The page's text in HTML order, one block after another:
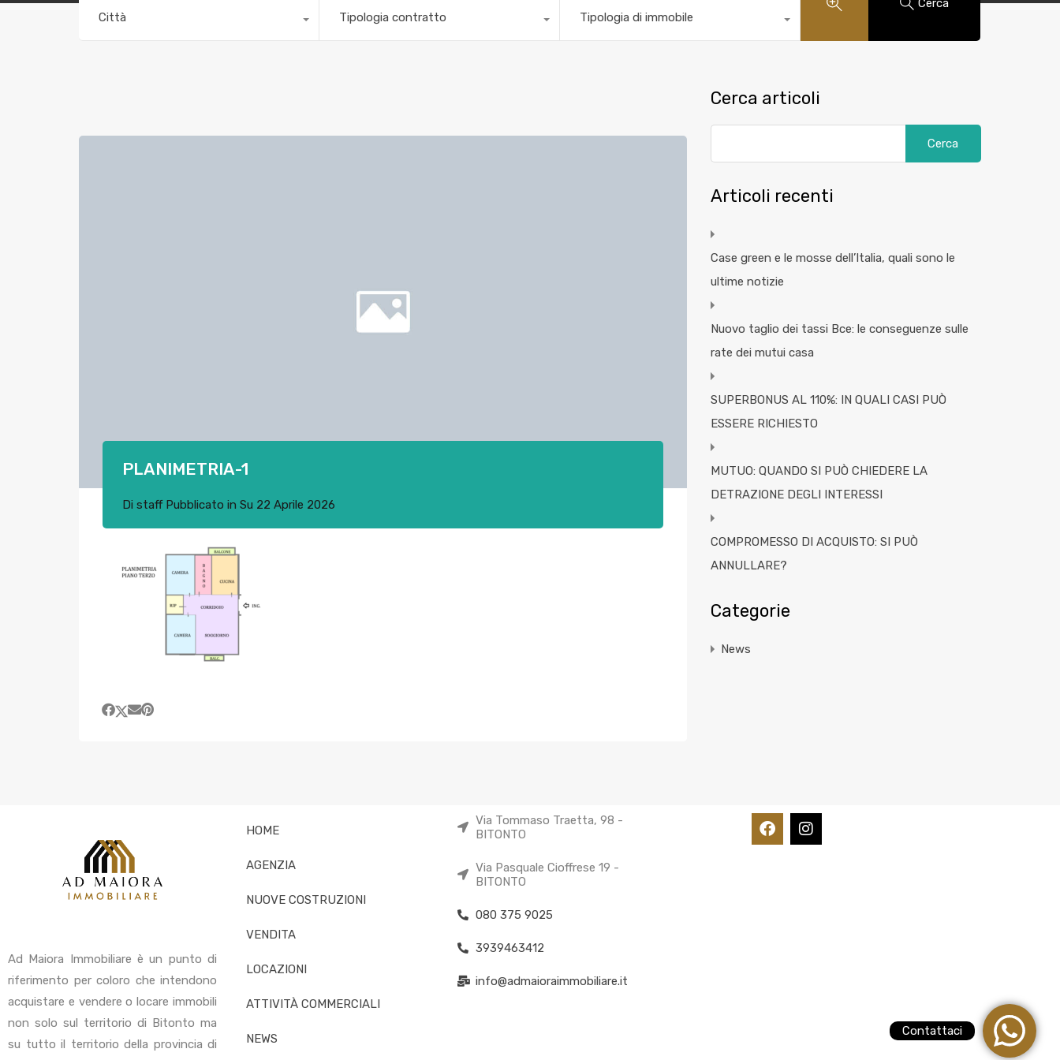
Città Tipologia contratto Tipologia di immobile
Cerca
PLANIMETRIA-1
Di staffPubblicato in Su 22 Aprile 2026
Cerca articoli
Articoli recenti
Case green e le mosse dell’Italia, quali sono le
ultime notizie
Nuovo taglio dei tassi Bce: le conseguenze sulle
rate dei mutui casa
SUPERBONUS AL 110%: IN QUALI CASI PUÒ
ESSERE RICHIESTO
MUTUO: QUANDO SI PUÒ CHIEDERE LA
DETRAZIONE DEGLI INTERESSI
COMPROMESSO DI ACQUISTO: SI PUÒ
ANNULLARE?
Categorie
News
Ad Maiora Immobiliare è un punto di
riferimento per coloro che intendono
acquistare e vendere o locare immobili
non solo sul territorio di Bitonto ma
su tutto il territorio della provincia di
HOME
AGENZIA
NUOVE COSTRUZIONI
VENDITA
LOCAZIONI
ATTIVITÀ COMMERCIALI
NEWS
Via Tommaso Traetta, 98 -
BITONTO
Via Pasquale Cioffrese 19 -
BITONTO
080 375 9025
3939463412
info@admaioraimmobiliare.it
Contattaci